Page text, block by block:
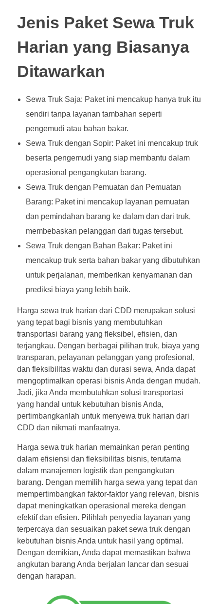
Jenis Paket Sewa Truk
Harian yang Biasanya
Ditawarkan
Sewa Truk Saja: Paket ini mencakup hanya truk itu
sendiri tanpa layanan tambahan seperti
pengemudi atau bahan bakar.
Sewa Truk dengan Sopir: Paket ini mencakup truk
beserta pengemudi yang siap membantu dalam
operasional pengangkutan barang.
Sewa Truk dengan Pemuatan dan Pemuatan
Barang: Paket ini mencakup layanan pemuatan
dan pemindahan barang ke dalam dan dari truk,
membebaskan pelanggan dari tugas tersebut.
Sewa Truk dengan Bahan Bakar: Paket ini
mencakup truk serta bahan bakar yang dibutuhkan
untuk perjalanan, memberikan kenyamanan dan
prediksi biaya yang lebih baik.
Harga sewa truk harian dari CDD merupakan solusi
yang tepat bagi bisnis yang membutuhkan
transportasi barang yang fleksibel, efisien, dan
terjangkau. Dengan berbagai pilihan truk, biaya yang
transparan, pelayanan pelanggan yang profesional,
dan fleksibilitas waktu dan durasi sewa, Anda dapat
mengoptimalkan operasi bisnis Anda dengan mudah.
Jadi, jika Anda membutuhkan solusi transportasi
yang handal untuk kebutuhan bisnis Anda,
pertimbangkanlah untuk menyewa truk harian dari
CDD dan nikmati manfaatnya.
Harga sewa truk harian memainkan peran penting
dalam efisiensi dan fleksibilitas bisnis, terutama
dalam manajemen logistik dan pengangkutan
barang. Dengan memilih harga sewa yang tepat dan
mempertimbangkan faktor-faktor yang relevan, bisnis
dapat meningkatkan operasional mereka dengan
efektif dan efisien. Pilihlah penyedia layanan yang
terpercaya dan sesuaikan paket sewa truk dengan
kebutuhan bisnis Anda untuk hasil yang optimal.
Dengan demikian, Anda dapat memastikan bahwa
angkutan barang Anda berjalan lancar dan sesuai
dengan harapan.